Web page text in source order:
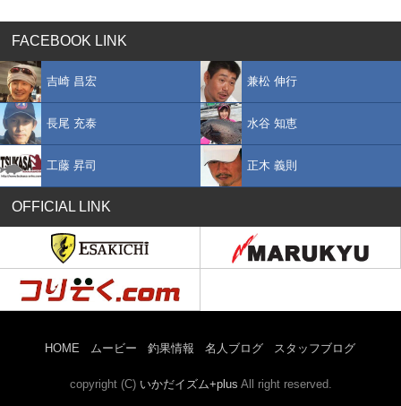
FACEBOOK LINK
吉崎 昌宏 兼松 伸行
長尾 充泰 水谷 知恵
工藤 昇司 正木 義則
OFFICIAL LINK
HOME ムービー 釣果情報 名人ブログ スタッフブログ
copyright (C) いかだイズム+plus All right reserved.